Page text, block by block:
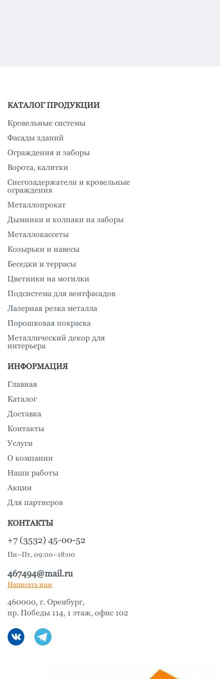
КАТАЛОГ ПРОДУКЦИИ
Кровельные системы
Фасады зданий
Ограждения и заборы
Ворота, калитки
Снегозадержатели и кровельные
ограждения
Металлопрокат
Дымники и колпаки на заборы
Металлокассеты
Козырьки и навесы
Беседки и террасы
Цветники на могилки
Подсистема для вентфасадов
Лазерная резка металла
Порошковая покраска
Металлический декор для
интерьера
ИНФОРМАЦИЯ
Главная
Каталог
Доставка
Контакты
Услуги
О компании
Наши работы
Акции
Для партнеров
КОНТАКТЫ
+7 (3532) 45-00-52
Пн–Пт, 09:00–18:00
467494@mail.ru
Написать нам
460000, г. Оренбург,
пр. Победы 114, 1 этаж, офис 102